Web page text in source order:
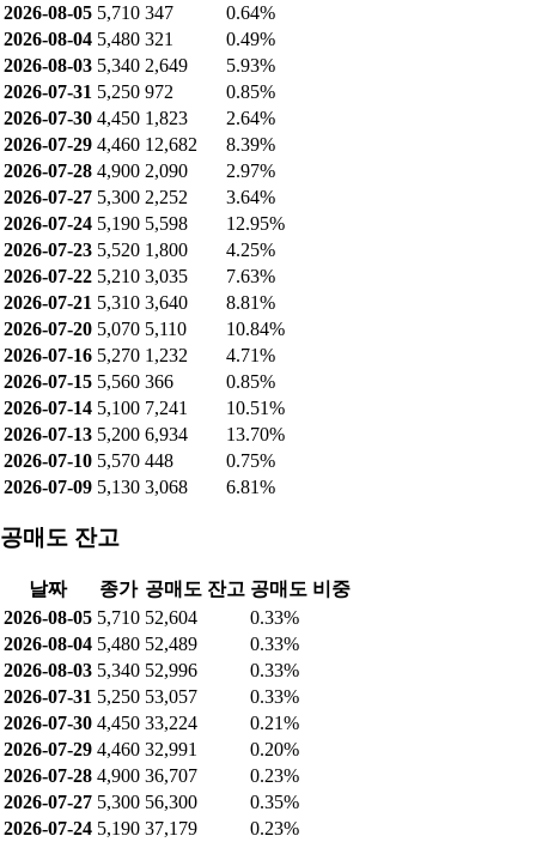
2026-08-05 5,710 347
0.64%
2026-08-04 5,480 321
0.49%
2026-08-03 5,340 2,649
5.93%
2026-07-31 5,250 972
0.85%
2026-07-30 4,450 1,823
2.64%
2026-07-29 4,460 12,682
8.39%
2026-07-28 4,900 2,090
2.97%
2026-07-27 5,300 2,252
3.64%
2026-07-24 5,190 5,598
12.95%
2026-07-23 5,520 1,800
4.25%
2026-07-22 5,210 3,035
7.63%
2026-07-21 5,310 3,640
8.81%
2026-07-20 5,070 5,110
10.84%
2026-07-16 5,270 1,232
4.71%
2026-07-15 5,560 366
0.85%
2026-07-14 5,100 7,241
10.51%
2026-07-13 5,200 6,934
13.70%
2026-07-10 5,570 448
0.75%
2026-07-09 5,130 3,068 6.81%
공매도 잔고
날짜 종가 공매도 잔고 공매도 비중
2026-08-05 5,710 52,604
0.33%
2026-08-04 5,480 52,489
0.33%
2026-08-03 5,340 52,996
0.33%
2026-07-31 5,250 53,057
0.33%
2026-07-30 4,450 33,224
0.21%
2026-07-29 4,460 32,991
0.20%
2026-07-28 4,900 36,707
0.23%
2026-07-27 5,300 56,300
0.35%
2026-07-24 5,190 37,179
0.23%